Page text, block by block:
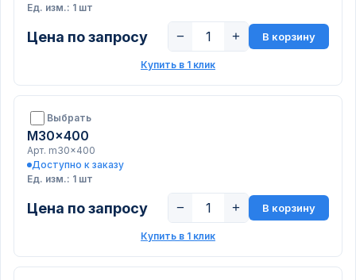
Ед. изм.: 1 шт
Цена по запросу − + В корзину
Купить в 1 клик
Выбрать
M30x400
Арт. m30x400
Доступно к заказу
Ед. изм.: 1 шт
Цена по запросу − + В корзину
Купить в 1 клик